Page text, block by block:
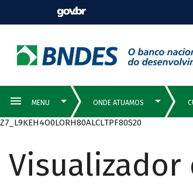
Z7_L9KEH4O0LORH80ALCLTPF80S20
Visualizador